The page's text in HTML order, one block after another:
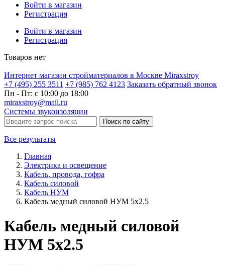
Войти в магазин
Регистрация
Войти в магазин
Регистрация
Товаров нет
Интернет магазин стройматериалов в Москве Miraxstroy
+7 (495) 255 3511 +7 (985) 762 4123 Заказать обратный звонок
Пн - Пт: с 10:00 до 18:00
miraxstroy@mail.ru
Системы звукоизоляции
Поиск по сайту
Все результаты
Главная
Электрика и освещение
Кабель, провода, гофра
Кабель силовой
Кабель НУМ
Кабель медный силовой НУМ 5х2.5
Кабель медный силовой
НУМ 5х2.5